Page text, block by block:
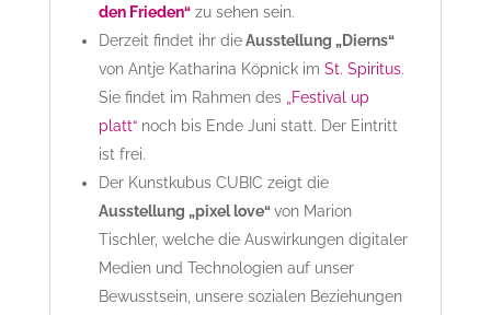
den Frieden“zu sehen sein.
Derzeit findet ihr dieAusstellung „Dierns“
von Antje Katharina Köpnick im St. Spiritus.
Sie findet im Rahmen des
„Festival up
platt“noch bis Ende Juni statt. Der Eintritt
ist frei.
Der Kunstkubus CUBIC zeigt die
Ausstellung „pixel love“von Marion
Tischler, welche die Auswirkungen digitaler
Medien und Technologien auf unser
Bewusstsein, unsere sozialen Beziehungen